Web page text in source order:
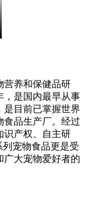
营养和保健品研
，是国内最早从事
是目前已掌握世界
食品生产厂。经过
识产权、自主研
宠物食品更是受
广大宠物爱好者的